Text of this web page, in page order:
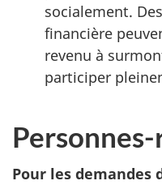
socialement.
financière
revenu à
participer
Pour les demandes